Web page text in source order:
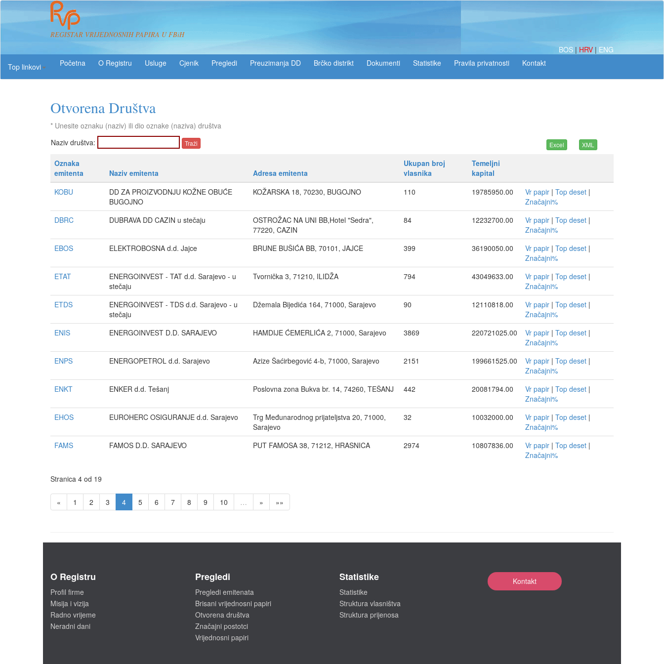
REGISTAR VRIJEDNOSNIH PAPIRA U FBiH
BOS | HRV | ENG
Top linkovi
O Registru Usluge Pregledi Preuzimanja DD Brčko distrikt Dokumenti Statistike
Otvorena Društva
* Unesite oznaku (naziv) ili dio oznake (naziva) društva
Naziv društva:
Oznaka
emitenta
Naziv emitenta Adresa emitenta
Ukupan broj
vlasnika
Temeljni
kapital
KOBU
DD ZA PROIZVODNJU KOŽNE OBUĆE
BUGOJNO
KOŽARSKA 18, 70230, BUGOJNO 110 19785950.00 Vr papir | Top deset |
Značajni%
DBRC
DUBRAVA DD CAZIN u stečaju
OSTROŽAC NA UNI BB,Hotel "Sedra",
77220, CAZIN
84 12232700.00 Vr papir | Top deset |
Značajni%
EBOS
ELEKTROBOSNA d.d. Jajce BRUNE BUŠIĆA BB, 70101, JAJCE 399 36190050.00 Vr papir | Top deset |
Značajni%
ETAT
ENERGOINVEST - TAT d.d. Sarajevo - u
stečaju
Tvornička 3, 71210, ILIDŽA 794 43049633.00 Vr papir | Top deset |
Značajni%
ETDS
ENERGOINVEST - TDS d.d. Sarajevo - u
stečaju
Džemala Bijedića 164, 71000, Sarajevo 90 12110818.00 Vr papir | Top deset |
Značajni%
ENIS
ENERGOINVEST D.D. SARAJEVO HAMDIJE ĆEMERLIĆA 2, 71000, Sarajevo 3869 220721025.00 Vr papir | Top deset |
Značajni%
ENPS
ENERGOPETROL d.d. Sarajevo Azize Šaćirbegović 4-b, 71000, Sarajevo 2151 199661525.00 Vr papir | Top deset |
Značajni%
ENKT
ENKER d.d. Tešanj Poslovna zona Bukva br. 14, 74260, TEŠANJ 442 20081794.00 Vr papir | Top deset |
Značajni%
EHOS
EUROHERC OSIGURANJE d.d. Sarajevo
Trg Međunarodnog prijateljstva 20, 71000,
Sarajevo
32 10032000.00 Vr papir | Top deset |
Značajni%
FAMS
FAMOS D.D. SARAJEVO PUT FAMOSA 38, 71212, HRASNICA 2974 10807836.00 Vr papir | Top deset |
Značajni%
Stranica 4 od 19
« 1 2 3 4 5 6 7 8 9 10 … » »»
O Registru
Profil firme
Misija i vizija
Radno vrijeme
Neradni dani
Pregledi
Pregledi emitenata
Brisani vrijednosni papiri
Otvorena društva
Značajni postotci
Vrijednosni papiri
Statistike
Statistike
Struktura vlasništva
Struktura prijenosa
Kontakt